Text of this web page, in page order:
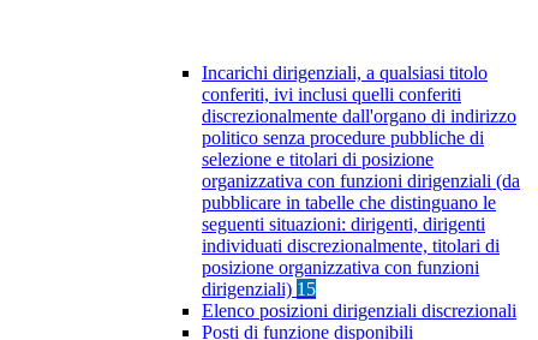
Incarichi dirigenziali, a qualsiasi titolo
conferiti, ivi inclusi quelli conferiti
discrezionalmente dall'organo di indirizzo
politico senza procedure pubbliche di
selezione e titolari di posizione
organizzativa con funzioni dirigenziali (da
pubblicare in tabelle che distinguano le
seguenti situazioni: dirigenti, dirigenti
individuati discrezionalmente, titolari di
posizione organizzativa con funzioni
dirigenziali) 15
Elenco posizioni dirigenziali discrezionali
Posti di funzione disponibili